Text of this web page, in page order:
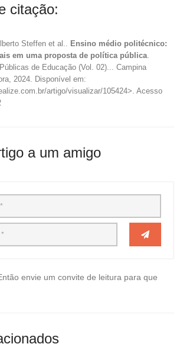
citação:
Steffen et al..
Ensino médio politécnico:
em uma proposta de política pública
de Educação (Vol. 02)... Campina
2024. Disponível em:
artigo/visualizar/105424>. Acesso
a um amigo
envie um convite de leitura para que